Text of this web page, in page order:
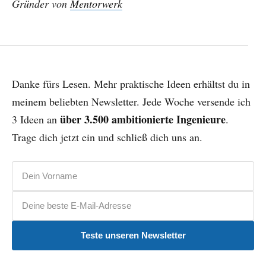
Gründer vonMentorwerk
Danke fürs Lesen. Mehr praktische Ideen erhältst du in
meinem beliebten Newsletter. Jede Woche versende ich
3 Ideen an über 3.500 ambitionierte Ingenieure.
Trage dich jetzt ein und schließ dich uns an.
Teste unseren Newsletter